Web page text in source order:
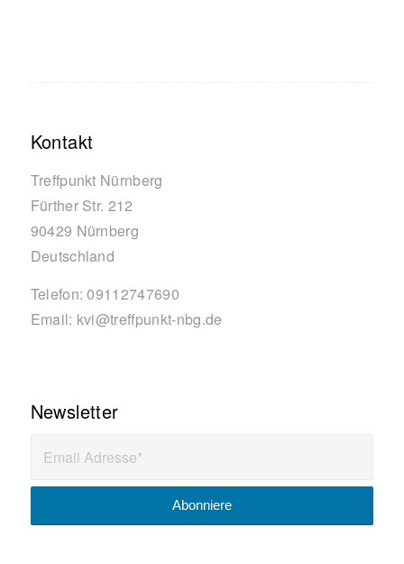
Kontakt
Treffpunkt Nürnberg
Fürther Str. 212
90429 Nürnberg
Deutschland
Telefon:09112747690
Email: kvi@treffpunkt-nbg.de
Newsletter